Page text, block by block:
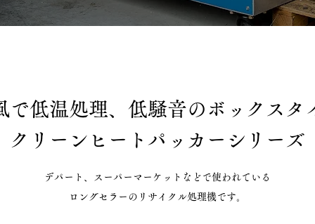
で低温処理、低騒音のボックスタ
クリーンヒートパッカーシリーズ
デパート、スーパーマーケットなどで使われている
ロングセラーのリサイクル処理機です。